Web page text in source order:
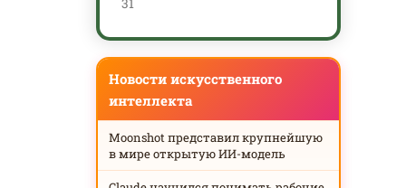
Новости искусственного
интеллекта
Moonshot представил крупнейшую
в мире открытую ИИ-модель